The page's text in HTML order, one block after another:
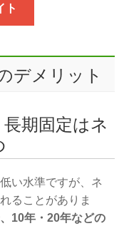
ト
デメリット
期固定はネ
い水準ですが、ネ
ることがありま
10年・20年などの